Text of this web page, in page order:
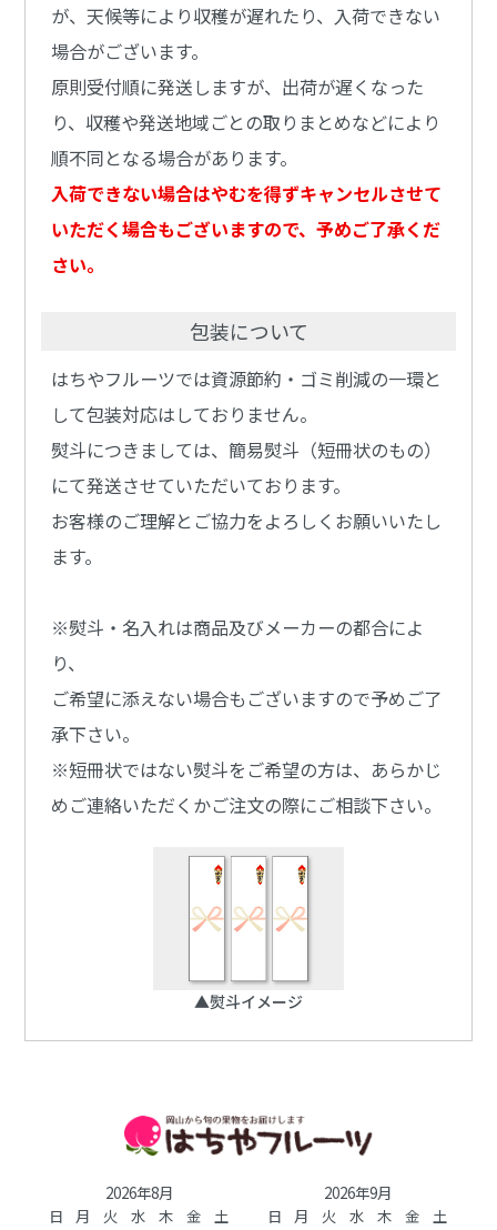
が、天候等により収穫が遅れたり、入荷できない
場合がございます。
原則受付順に発送しますが、出荷が遅くなった
り、収穫や発送地域ごとの取りまとめなどにより
順不同となる場合があります。
入荷できない場合はやむを得ずキャンセルさせて
いただく場合もございますので、予めご了承くだ
さい。
包装について
はちやフルーツでは資源節約・ゴミ削減の一環と
して包装対応はしておりません。
熨斗につきましては、簡易熨斗（短冊状のもの）
にて発送させていただいております。
お客様のご理解とご協力をよろしくお願いいたし
ます。
※熨斗・名入れは商品及びメーカーの都合によ
り、
ご希望に添えない場合もございますので予めご了
承下さい。
※短冊状ではない熨斗をご希望の方は、あらかじ
めご連絡いただくかご注文の際にご相談下さい。
▲熨斗イメージ
2026年8月
日
月 火 水 木 金
土
2026年9月
日
月 火 水 木 金
土